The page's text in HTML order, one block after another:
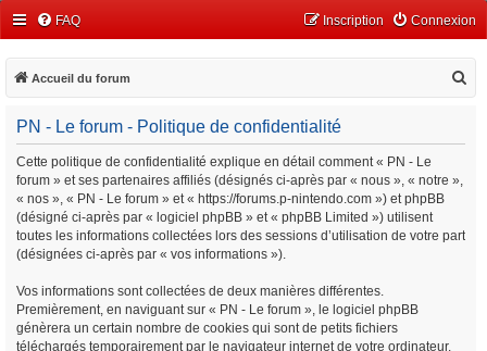
FAQ Connexion
Inscription
Accueil du forum
PN - Le forum - Politique de confidentialité
Cette politique de confidentialité explique en détail comment « PN - Le
forum » et ses partenaires affiliés (désignés ci-après par « nous », « notre »,
« nos », « PN - Le forum » et « https://forums.p-nintendo.com ») et phpBB
(désigné ci-après par « logiciel phpBB » et « phpBB Limited ») utilisent
toutes les informations collectées lors des sessions d’utilisation de votre part
(désignées ci-après par « vos informations »).
Vos informations sont collectées de deux manières différentes.
Premièrement, en naviguant sur « PN - Le forum », le logiciel phpBB
génèrera un certain nombre de cookies qui sont de petits fichiers
téléchargés temporairement par le navigateur internet de votre ordinateur.